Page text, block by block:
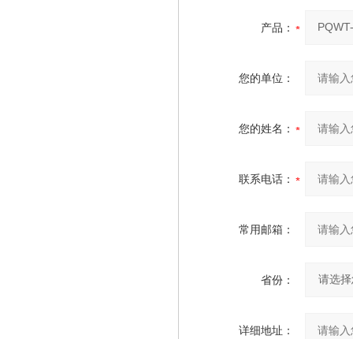
产品：
您的单位：
您的姓名：
联系电话：
常用邮箱：
省份：
详细地址：